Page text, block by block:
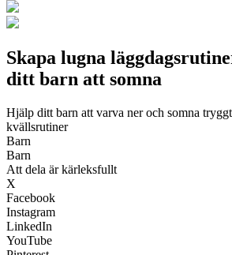
Skapa lugna
ditt barn att somna
Hjälp ditt barn att varva ner och somna
kvällsrutiner
Barn
Barn
Att dela är kärleksfullt
X
Facebook
Instagram
LinkedIn
YouTube